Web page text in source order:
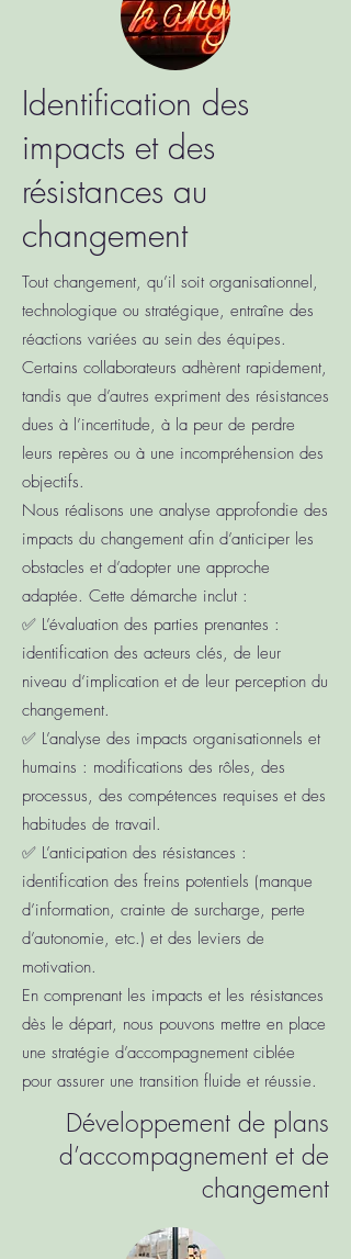
Identification des
impacts et des
résistances au
changement
Tout changement, qu’il soit organisationnel,
technologique ou stratégique, entraîne des
réactions variées au sein des équipes.
Certains collaborateurs adhèrent rapidement,
tandis que d’autres expriment des résistances
dues à l’incertitude, à la peur de perdre
leurs repères ou à une incompréhension des
objectifs.
Nous réalisons une analyse approfondie des
impacts du changement afin d’anticiper les
obstacles et d’adopter une approche
adaptée. Cette démarche inclut :
✅ L’évaluation des parties prenantes :
identification des acteurs clés, de leur
niveau d’implication et de leur perception du
changement.
✅ L’analyse des impacts organisationnels et
humains : modifications des rôles, des
processus, des compétences requises et des
habitudes de travail.
✅ L’anticipation des résistances :
identification des freins potentiels (manque
d’information, crainte de surcharge, perte
d’autonomie, etc.) et des leviers de
motivation.
En comprenant les impacts et les résistances
dès le départ, nous pouvons mettre en place
une stratégie d’accompagnement ciblée
pour assurer une transition fluide et réussie.
Développement de plans
d’accompagnement et de
changement